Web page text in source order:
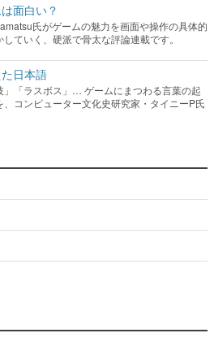
面白い？
氏がゲームの魅力を画面や操作の具体的
ていく、硬派で骨太な評論連載です。
日本語
」「ラスボス」… ゲームにまつわる言葉の起
コンピューター文化史研究家・タイニーP氏